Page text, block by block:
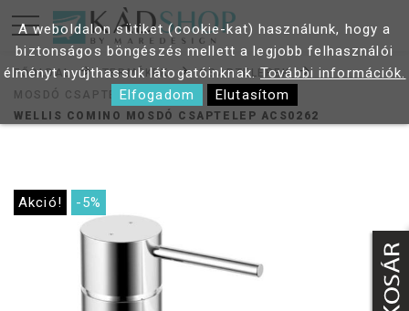
FŐOLDAL TERMÉKEK
CSAPTELEPEK
MOSDÓ CSAPTELEP
WELLIS COMINO MOSDÓ CSAPTELEP ACS0262
Akció! -5%
A weboldalon sütiket (cookie-kat) használunk, hogy a
biztonságos böngészés mellett a legjobb felhasználói
élményt nyújthassuk látogatóinknak.További információk.
Elfogadom
Elutasítom